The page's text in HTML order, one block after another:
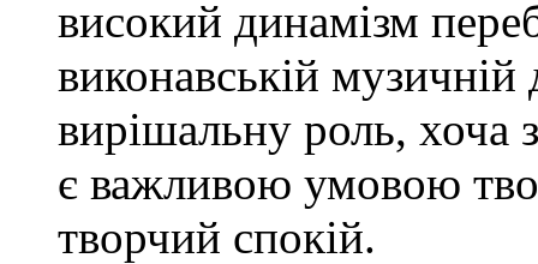
високий динамізм
виконавській музичній
вирішальну роль, хоча
є важливою умовою
творчий спокій.